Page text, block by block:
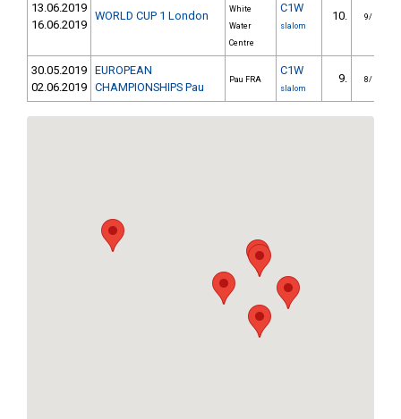
13.06.2019
16.06.2019
WORLD CUP 1 London
White
Water
Centre
C1W
slalom
10. 9/
30.05.2019
02.06.2019
EUROPEAN
CHAMPIONSHIPS Pau
Pau FRA
C1W
slalom
9. 8/